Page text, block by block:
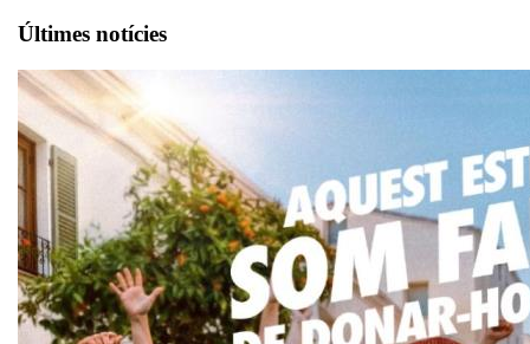
Últimes notícies